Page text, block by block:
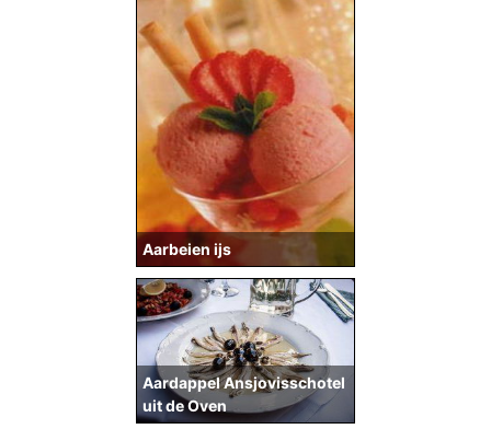
Aarbeien ijs
Aardappel Ansjovisschotel
uit de Oven